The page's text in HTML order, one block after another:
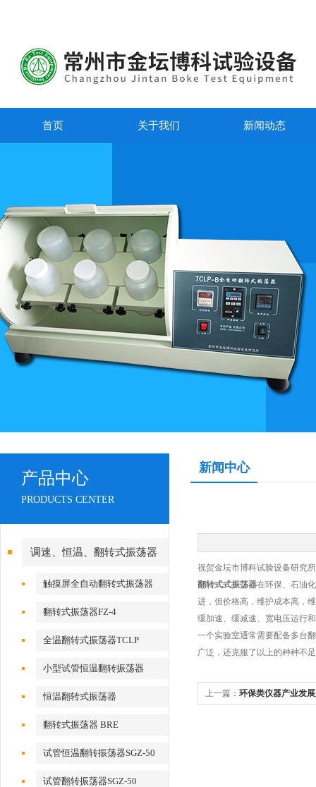
首页 关于我们 新闻动态
产品中心
PRODUCTS CENTER
调速、恒温、翻转式振荡器
触摸屏全自动翻转式振荡器
翻转式振荡器FZ-4
全温翻转式振荡器TCLP
小型试管恒温翻转振荡器
恒温翻转式振荡器
翻转式振荡器 BRE
试管恒温翻转振荡器SGZ-50
试管翻转振荡器SGZ-50
新闻中心
祝贺金坛市博科试验设备研究
翻转式式振荡器在环保、石油
进，但价格高，维护成本高，
缓加速、缓减速、宽电压运行
一个实验室通常需要配备多台
广泛，还克服了以上的种种不
上一篇： 环保类仪器产业发